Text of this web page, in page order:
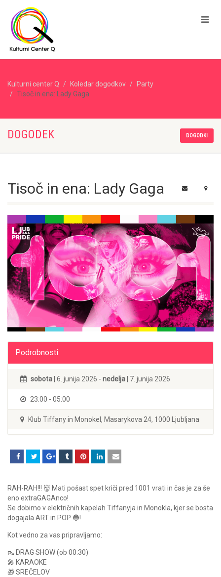
Kulturni center Q Koledar dogodkov
Party
Tisoč in ena: Lady Gaga
DOGODEK DOGODKI
Tisoč in ena: Lady Gaga
Podrobnosti
sobota | 6. junija 2026 - nedelja | 7. junija 2026
23:00 - 05:00
Klub Tiffany in Monokel, Masarykova 24, 1000 Ljubljana
RAH-RAH!!! 👹 Mati pošast spet kriči pred 1001 vrati in čas je za še
eno extraGAGAnco!
Se dobimo v električnih kapelah Tiffanyja in Monokla, kjer se bosta
dogajala ART in POP 🔵!
Kot vedno za vas pripravljamo:
👠 DRAG SHOW (ob 00:30)
🎤 KARAOKE
🎁 SREČELOV